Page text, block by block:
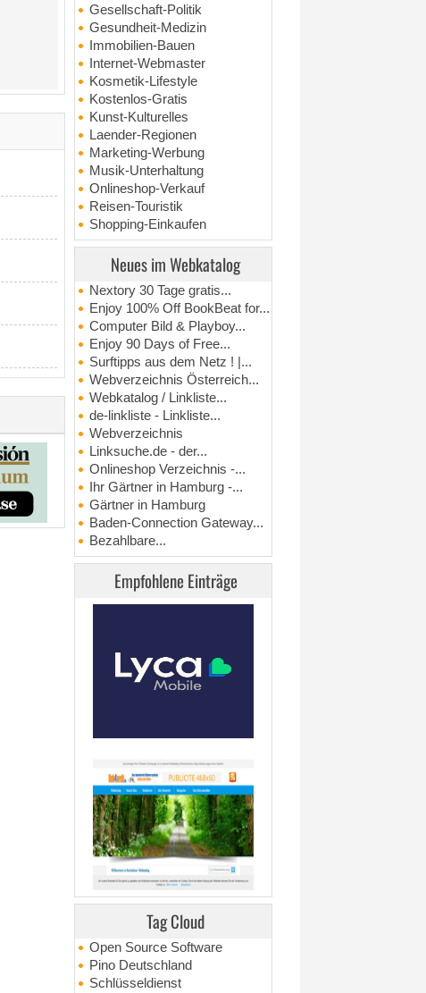
Gesellschaft-Politik
Gesundheit-Medizin
Immobilien-Bauen
Internet-Webmaster
Kosmetik-Lifestyle
Kostenlos-Gratis
Kunst-Kulturelles
Laender-Regionen
Marketing-Werbung
Musik-Unterhaltung
Onlineshop-Verkauf
Reisen-Touristik
Shopping-Einkaufen
Neues im Webkatalog
Nextory 30 Tage gratis...
Enjoy 100% Off BookBeat for...
Computer Bild & Playboy...
Enjoy 90 Days of Free...
Surftipps aus dem Netz ! |...
Webverzeichnis Österreich...
Webkatalog / Linkliste...
de-linkliste - Linkliste...
Webverzeichnis
Linksuche.de - der...
Onlineshop Verzeichnis -...
Ihr Gärtner in Hamburg -...
Gärtner in Hamburg
Baden-Connection Gateway...
Bezahlbare...
Empfohlene Einträge
Tag Cloud
Open Source Software
Pino Deutschland
Schlüsseldienst